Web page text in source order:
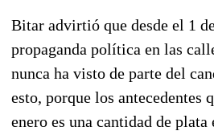
Bitar advirtió que desde el 1
propaganda política en las
nunca ha visto de parte del
esto, porque los antecedentes
enero es una cantidad de